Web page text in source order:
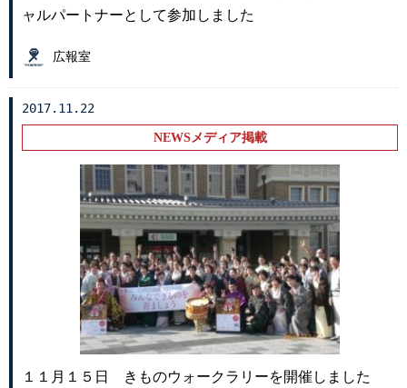
ャルパートナーとして参加しました
広報室
2017.11.22
NEWSメディア掲載
１１月１５日 きものウォークラリーを開催しました